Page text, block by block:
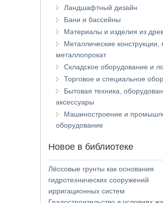
Ландшафтный дизайн
Бани и бассейны
Материалы и изделия из
Металлические конструкции,
металлопрокат
Складское оборудование и
Торговое и специальное
Бытовая техника,
аксессуары
Машиностроение и
оборудование
Новое в библиотеке
Лёссовые грунты как основания
гидротехнических сооружений
ирригационных систем